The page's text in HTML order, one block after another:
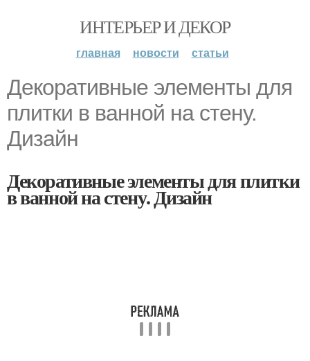
ИНТЕРЬЕР И ДЕКОР
главная новости статьи
Декоративные элементы для
плитки в ванной на стену.
Дизайн
Декоративные элементы для плитки
в ванной на стену. Дизайн